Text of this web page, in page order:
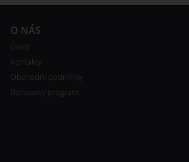
O NÁS
Úvod
Kontakty
Obchodní podmínky
Bonusový program